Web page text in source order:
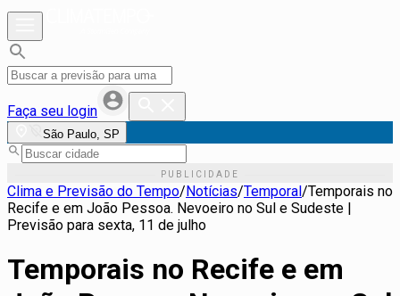
Faça seu login
São Paulo, SP
Clima e Previsão do Tempo/Notícias/Temporal/Temporais no
Recife e em João Pessoa. Nevoeiro no Sul e Sudeste |
Previsão para sexta, 11 de julho
Temporais no Recife e em